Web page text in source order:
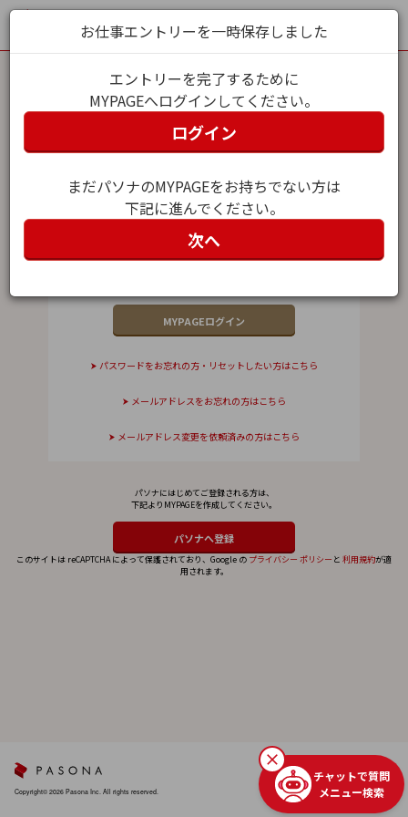
MYPAGEログイン
パスワード
パスワードをお忘れの方・リセットしたい方はこちら
メールアドレスをお忘れの方はこちら
メールアドレス変更を依頼済みの方はこちら
パソナにはじめてご登録される方は、
下記よりMYPAGEを作成してください。
このサイトは reCAPTCHA によって保護されており、Google の プライバシー ポリシー と 利用規約が適
用されます。
お仕事エントリーを一時保存しました
エントリーを完了するために
MYPAGEへログインしてください。
ログイン
まだパソナのMYPAGEをお持ちでない方は
下記に進んでください。
次へ
Copyright© 2026 Pasona Inc. All rights reserved.
チャットで質問
メニュー検索